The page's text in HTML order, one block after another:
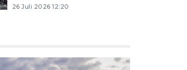
26 Juli 2026 12:20